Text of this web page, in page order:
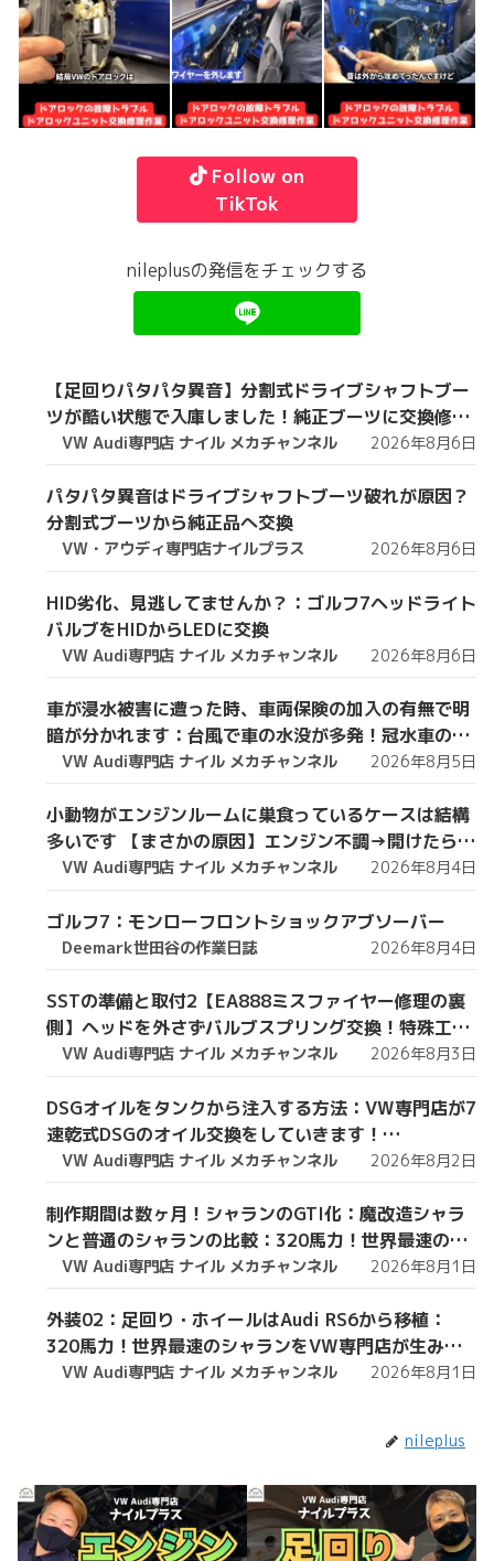
Follow on
TikTok
nileplusの発信をチェックする
【足回りパタパタ異音】分割式ドライブシャフトブー
ツが酷い状態で入庫しました！純正ブーツに交換修理
します【VW 9Nポロ】
VW Audi専門店 ナイル メカチャンネル 2026年8月6日
パタパタ異音はドライブシャフトブーツ破れが原因？
分割式ブーツから純正品へ交換
VW・アウディ専門店ナイルプラス 2026年8月6日
HID劣化、見逃してませんか？：ゴルフ7ヘッドライト
バルブをHIDからLEDに交換
VW Audi専門店 ナイル メカチャンネル 2026年8月6日
車が浸水被害に遭った時、車両保険の加入の有無で明
暗が分かれます：台風で車の水没が多発！冠水車の見
分け方や注意ポイントをVW専門店が解説していきま
す！【VW修理】
VW Audi専門店 ナイル メカチャンネル 2026年8月5日
小動物がエンジンルームに巣食っているケースは結構
多いです 【まさかの原因】エンジン不調→開けたら小
動物の巣だった… 【VW修理】
VW Audi専門店 ナイル メカチャンネル 2026年8月4日
ゴルフ7：モンローフロントショックアブソーバー
Deemark世田谷の作業日誌 2026年8月4日
SSTの準備と取付2【EA888ミスファイヤー修理の裏
側】ヘッドを外さずバルブスプリング交換！特殊工具
で行う実作業を完全公開 【VW修理】
VW Audi専門店 ナイル メカチャンネル 2026年8月3日
DSGオイルをタンクから注入する方法：VW専門店が7
速乾式DSGのオイル交換をしていきます！
DQ200【VW修理】
VW Audi専門店 ナイル メカチャンネル 2026年8月2日
制作期間は数ヶ月！シャランのGTI化：魔改造シャラ
ンと普通のシャランの比較：320馬力！世界最速のシ
ャランをVW専門店が生み出したので紹介します！
【VW修理】
VW Audi専門店 ナイル メカチャンネル 2026年8月1日
外装02：足回り・ホイールはAudi RS6から移植：
320馬力！世界最速のシャランをVW専門店が生み出
したので紹介します！
VW Audi専門店 ナイル メカチャンネル 2026年8月1日
nileplus